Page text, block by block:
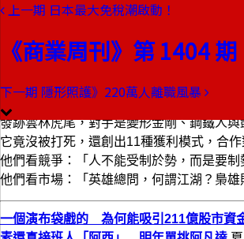
上一期 日本最大免稅潮啟動！
《商業周刊》第 1404 期
下一期 隱形照護》220萬人離職風暴
本期目錄
一個演布袋戲的為何
發跡雲林虎尾，對手是變形金剛、鋼鐵人與
它竟沒被打死，還創出11種獲利模式，合
他們看競爭：「人不能受制於勢，而是要制
他們看市場：「英雄總問，何謂江湖？梟雄
一個演布袋戲的 為何能吸引211億股市資